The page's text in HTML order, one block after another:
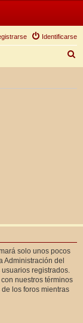
Identificarse
u
solo unos pocos
Administración del
registrados.
nuestros términos
los foros mientras